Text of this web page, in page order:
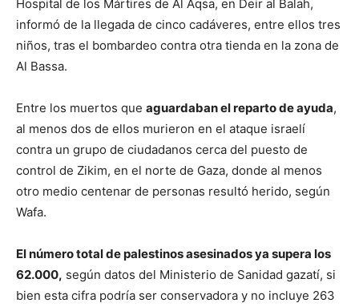
Hospital de los Mártires de Al Aqsa, en Deir al Balah,
informó de la llegada de cinco cadáveres, entre ellos tres
niños, tras el bombardeo contra otra tienda en la zona de
Al Bassa.
Entre los muertos que aguardaban el reparto de ayuda,
al menos dos de ellos murieron en el ataque israelí
contra un grupo de ciudadanos cerca del puesto de
control de Zikim, en el norte de Gaza, donde al menos
otro medio centenar de personas resultó herido, según
Wafa.
El número total de palestinos asesinados ya supera los
62.000, según datos del Ministerio de Sanidad gazatí, si
bien esta cifra podría ser conservadora y no incluye 263